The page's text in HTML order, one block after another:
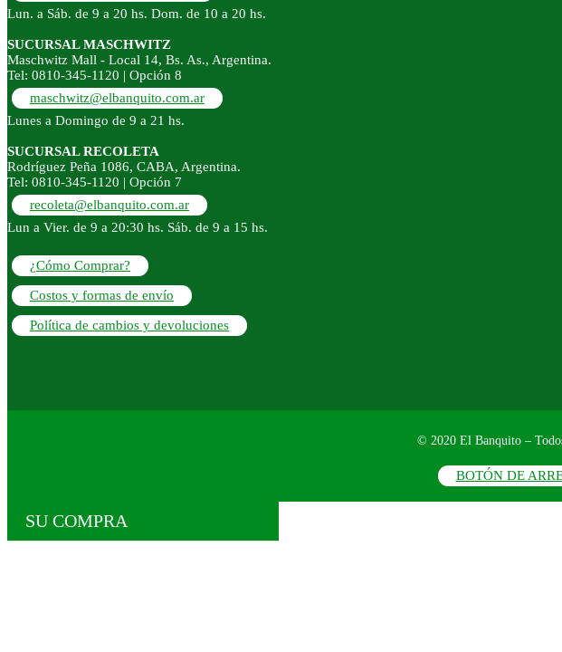
Lun. a Sáb. de 9 a 20 hs. Dom. de 10 a 20 hs.
SUCURSAL MASCHWITZ
Maschwitz Mall - Local 14, Bs. As., Argentina.
Tel: 0810-345-1120 | Opción 8
maschwitz@elbanquito.com.ar
Lunes a Domingo de 9 a 21 hs.
SUCURSAL RECOLETA
Rodríguez Peña 1086, CABA, Argentina.
Tel: 0810-345-1120 | Opción 7
recoleta@elbanquito.com.ar
Lun a Vier. de 9 a 20:30 hs. Sáb. de 9 a 15 hs.
¿Cómo Comprar?
Costos y formas de envío
Política de cambios y devoluciones
© 2020 El Banquito –
BOTÓN DE
SU COMPRA